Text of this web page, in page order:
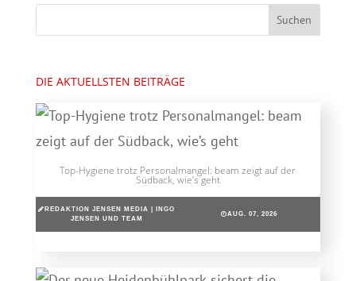
DIE AKTUELLSTEN BEITRÄGE
Top-Hygiene trotz Personalmangel: beam zeigt auf der
Südback, wie’s geht
REDAKTION JENSEN MEDIA | INGO
JENSEN UND TEAM
AUG. 07, 2026